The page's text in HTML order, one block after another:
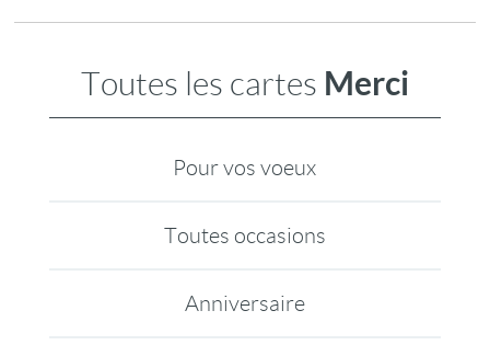
Toutes les cartes Merci
Pour vos voeux
Toutes occasions
Anniversaire